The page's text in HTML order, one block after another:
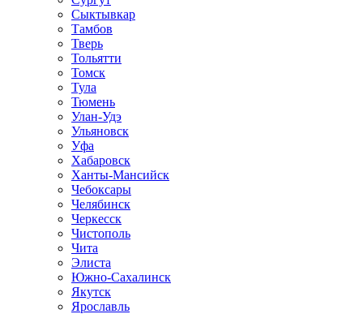
Сыктывкар
Тамбов
Тверь
Тольятти
Томск
Тула
Тюмень
Улан-Удэ
Ульяновск
Уфа
Хабаровск
Ханты-Мансийск
Чебоксары
Челябинск
Черкесск
Чистополь
Чита
Элиста
Южно-Сахалинск
Якутск
Ярославль